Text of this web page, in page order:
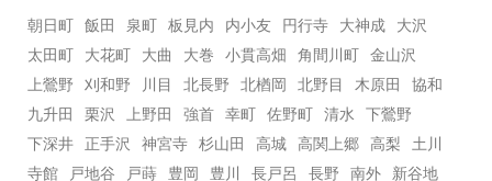
朝日町 飯田 泉町 板見内 内小友 円行寺 大神成
大沢
太田町
大花町 大曲 大巻 小貫高畑 角間川町
金山沢
上鶯野
刈和野 川目 北長野 北楢岡 北野目 木原田
協和
九升田
栗沢 上野田 強首 幸町 佐野町 清水
下鶯野
下深井
正手沢 神宮寺 杉山田 高城 高関上郷 高梨
土川
寺館
戸地谷 戸蒔 豊岡 豊川 長戸呂 長野 南外
新谷地